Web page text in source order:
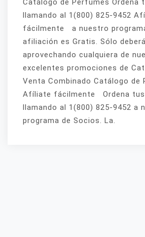
Catálogo de Perfumes Ordena
llamando al 1(800) 825-9452
fácilmente a nuestro
afiliación es Gratis. Sólo
aprovechando cualquiera de
excelentes promociones de
Venta Combinado Catálogo de
Afíliate fácilmente Ordena tus
llamando al 1(800) 825-9452 a
programa de Socios. La.